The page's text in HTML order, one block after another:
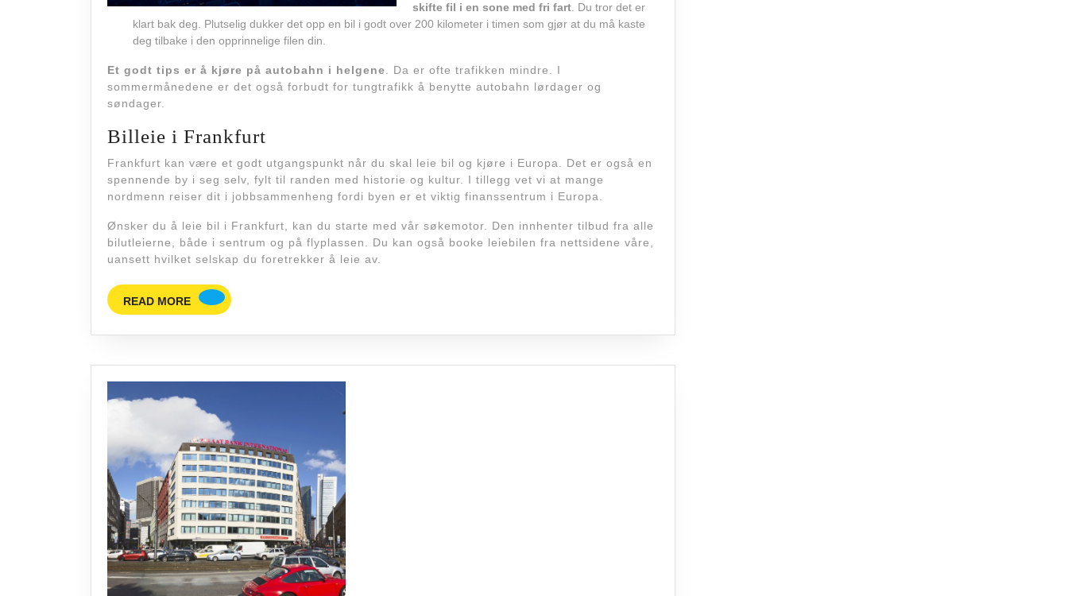
skifte fil i en sone med fri fart . Du tror det er
klart bak deg. Plutselig dukker det opp en bil i godt over 200 kilometer i timen som gjør at du må kaste
deg tilbake i den opprinnelige filen din.
Et godt tips er å kjøre på autobahn i helgene . Da er ofte trafikken mindre. I
sommermånedene er det også forbudt for tungtrafikk å benytte autobahn lørdager og
søndager.
Billeie i Frankfurt
Frankfurt kan være et godt utgangspunkt når du skal leie bil og kjøre i Europa. Det er også en
spennende by i seg selv, fylt til randen med historie og kultur. I tillegg vet vi at mange
nordmenn reiser dit i jobbsammenheng fordi byen er et viktig finanssentrum i Europa.
Ønsker du å leie bil i Frankfurt, kan du starte med vår søkemotor. Den innhenter tilbud fra alle
bilutleierne, både i sentrum og på flyplassen. Du kan også booke leiebilen fra nettsidene våre,
uansett hvilket selskap du foretrekker å leie av.
READ MORE
READ
MORE